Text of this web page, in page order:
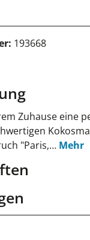
193668
Zuhause eine
"Paris,… Mehr